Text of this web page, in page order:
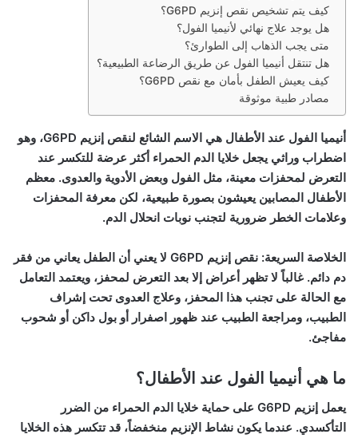
كيف يتم تشخيص نقص إنزيم G6PD؟
هل يوجد علاج نهائي لأنيميا الفول؟
متى يجب الذهاب إلى الطوارئ؟
هل تنتقل أنيميا الفول عن طريق الرضاعة الطبيعية؟
كيف يعيش الطفل بأمان مع نقص G6PD؟
مصادر طبية موثوقة
أنيميا الفول عند الأطفال
هي الاسم الشائع لنقص إنزيم G6PD، وهو
اضطراب وراثي يجعل خلايا الدم الحمراء أكثر عرضة للتكسر عند
التعرض لمحفزات معينة، مثل الفول وبعض الأدوية والعدوى. معظم
الأطفال المصابين يعيشون بصورة طبيعية، لكن معرفة المحفزات
وعلامات الخطر ضرورية لتجنب نوبات انحلال الدم.
الخلاصة السريعة:
نقص إنزيم G6PD لا يعني أن الطفل يعاني من فقر
دم دائم. غالباً لا تظهر أعراض إلا بعد التعرض لمحفز، ويعتمد التعامل
مع الحالة على تجنب هذا المحفز، وعلاج العدوى تحت إشراف
الطبيب، ومراجعة الطبيب عند ظهور اصفرار أو بول داكن أو شحوب
مفاجئ.
ما هي أنيميا الفول عند الأطفال؟
يعمل إنزيم G6PD على حماية خلايا الدم الحمراء من الضرر
التأكسدي. عندما يكون نشاط الإنزيم منخفضاً، قد تتكسر هذه الخلايا